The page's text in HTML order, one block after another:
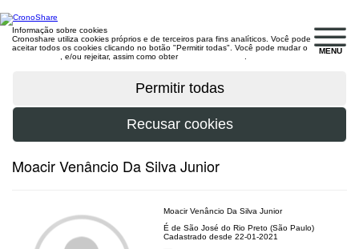
MENU
Informação sobre cookies
Cronoshare utiliza cookies próprios e de terceiros para fins analíticos. Você pode
aceitar todos os cookies clicando no botão "Permitir todas". Você pode mudar o
, e/ou rejeitar, assim como obter
Moacir Venâncio Da Silva Junior
Moacir Venâncio Da Silva Junior
É de São José do Rio Preto (São Paulo)
Cadastrado desde 22-01-2021